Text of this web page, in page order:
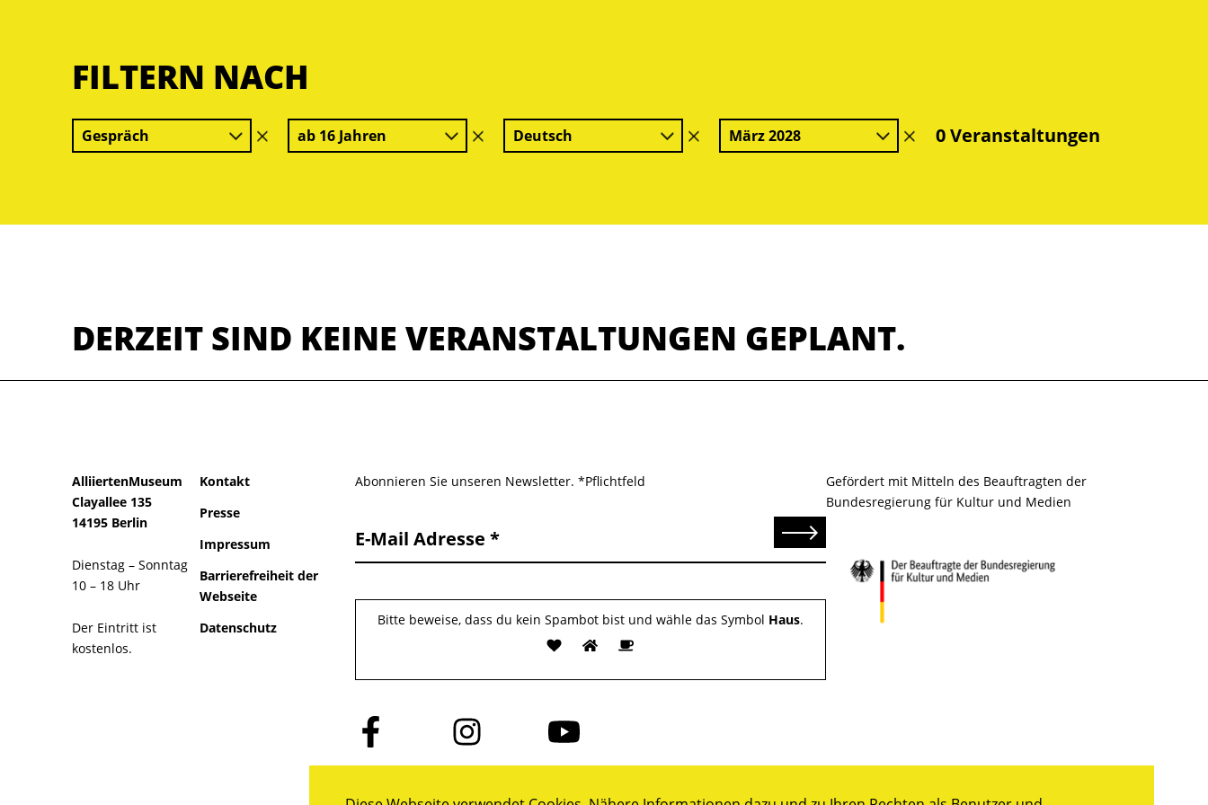
FILTERN NACH
Gespräch
Filter
löschen
ab 16 Jahren
Filter
löschen
Deutsch
Filter
löschen
März 2028
Filter0 Veranstaltungen
DERZEIT SIND KEINE VERANSTALTUNGEN GEPLANT.
AlliiertenMuseum
Clayallee 135
14195 Berlin
Dienstag – Sonntag
10 – 18 Uhr
Der Eintritt ist
kostenlos.
Kontakt
Presse
Impressum
Barrierefreiheit der
Webseite
Datenschutz
Abonnieren Sie unseren Newsletter. *Pflichtfeld
E-Mail Adresse Senden
Bitte beweise, dass du kein Spambot bist und wähle das Symbol Haus.
Folge
uns
auf
Folge
uns
auf
Folge
uns
auf
Gefördert mit Mitteln des Beauftragten der
Bundesregierung für Kultur und Medien